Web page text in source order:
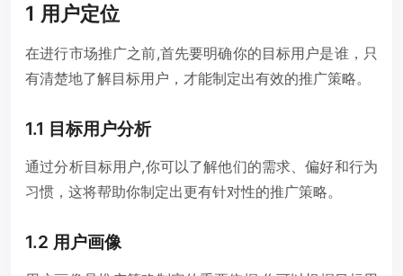
1 用户定位
在进行市场推广之前,首先要明确你的目标用户是谁，只
有清楚地了解目标用户，才能制定出有效的推广策略。
1.1 目标用户分析
通过分析目标用户,你可以了解他们的需求、偏好和行为
习惯，这将帮助你制定出更有针对性的推广策略。
1.2 用户画像